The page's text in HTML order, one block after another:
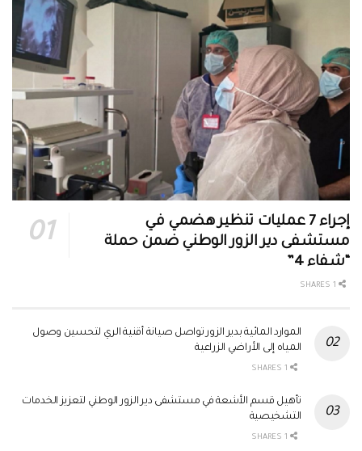
إجراء 7 عمليات تنظير هضمي في
مستشفى دير الزور الوطني ضمن حملة
“شفاء 4”
الموارد المائية بدير الزور تواصل صيانة أقنية الري لتحسين وصول
المياه إلى الأراضي الزراعية
تأهيل قسم الأشعة في مستشفى دير الزور الوطني لتعزيز الخدمات
التشخيصية